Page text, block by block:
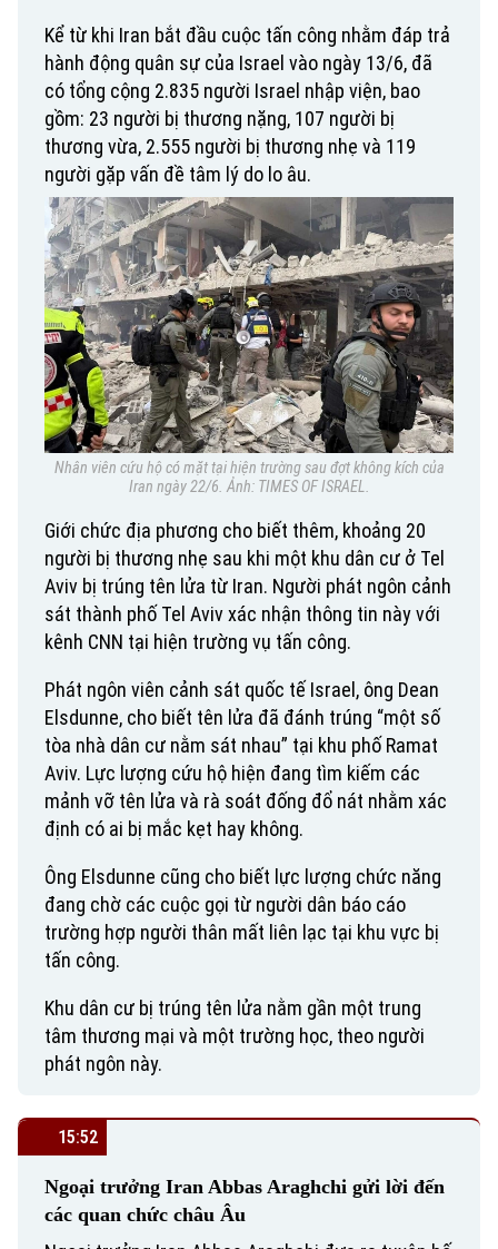
0865.116.699 (hotline) 0865.116.699
Kể từ khi Iran bắt đầu cuộc tấn công nhằm đáp trả
hành động quân sự của Israel vào ngày 13/6, đã
có tổng cộng 2.835 người Israel nhập viện, bao
gồm: 23 người bị thương nặng, 107 người bị
thương vừa, 2.555 người bị thương nhẹ và 119
người gặp vấn đề tâm lý do lo âu.
Nhân viên cứu hộ có mặt tại hiện trường sau đợt không kích của
Iran ngày 22/6. Ảnh: TIMES OF ISRAEL.
Giới chức địa phương cho biết thêm, khoảng 20
người bị thương nhẹ sau khi một khu dân cư ở Tel
Aviv bị trúng tên lửa từ Iran. Người phát ngôn cảnh
sát thành phố Tel Aviv xác nhận thông tin này với
kênh CNN tại hiện trường vụ tấn công.
Phát ngôn viên cảnh sát quốc tế Israel, ông Dean
Elsdunne, cho biết tên lửa đã đánh trúng “một số
tòa nhà dân cư nằm sát nhau” tại khu phố Ramat
Aviv. Lực lượng cứu hộ hiện đang tìm kiếm các
mảnh vỡ tên lửa và rà soát đống đổ nát nhằm xác
định có ai bị mắc kẹt hay không.
Ông Elsdunne cũng cho biết lực lượng chức năng
đang chờ các cuộc gọi từ người dân báo cáo
trường hợp người thân mất liên lạc tại khu vực bị
tấn công.
Khu dân cư bị trúng tên lửa nằm gần một trung
tâm thương mại và một trường học, theo người
phát ngôn này.
15:52
Ngoại trưởng Iran Abbas Araghchi gửi lời đến
các quan chức châu Âu